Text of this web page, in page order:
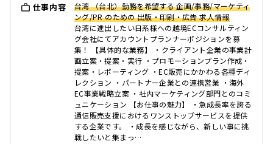
仕事内容
台湾 （台北）勤務を希望する 企画/事務/マーケティ
ング/PR のための 出版・印刷・広告 求人情報
台湾に進出したい日系様への越境ECコンサルティン
グ会社にてアカウントプランナーポジションを募
集！ 【具体的な業務】 ・クライアント企業の事業計
画立案・提案・実行 ・プロモーションプラン作成・
提案・レポーティング ・EC販売にかかわる各種ディ
レクション ・パートナー企業との連携営業 ・海外
EC事業戦略立案 ・社内マーケティング部門とのコミ
ュニケーション 【お仕事の魅力】 ・急成長率を誇る
通信販売支援におけるワンストップサービスを提供
する企業です。 ・成長を感じながら、新しい事に挑
戦したいと集まっ…